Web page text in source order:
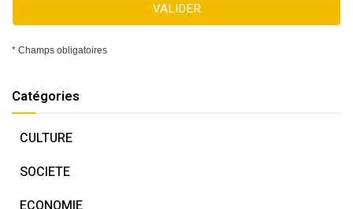
VALIDER
* Champs obligatoires
Catégories
CULTURE
SOCIETE